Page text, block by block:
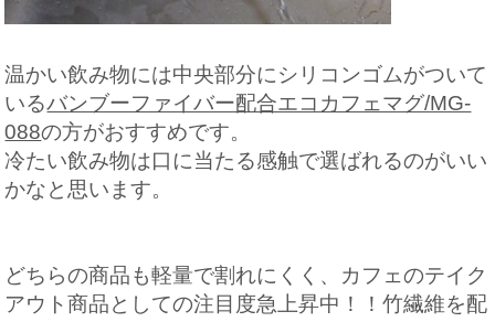
温かい飲み物には中央部分にシリコンゴムがついて
いるバンブーファイバー配合エコカフェマグ/MG-
088の方がおすすめです。
冷たい飲み物は口に当たる感触で選ばれるのがいい
かなと思います。
どちらの商品も軽量で割れにくく、カフェのテイク
アウト商品としての注目度急上昇中！！竹繊維を配